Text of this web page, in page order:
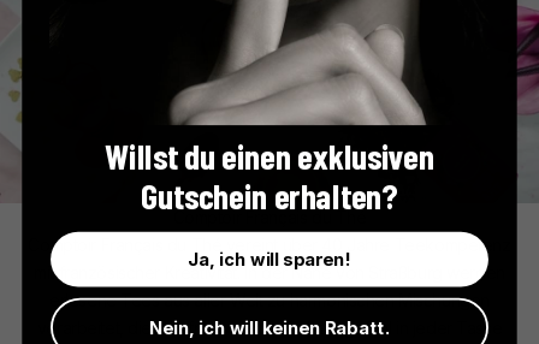
Comptoir Français du Thé vereint über 40 Jahre Teekompetenz
mit französischer Kreativität. In der Nähe von Straßburg werden
erlesene Tees aus aller Welt zu harmonischen Mischungen
verarbeitet, die das französische Lebensgefühl in jeder Tasse
Willst du einen exklusiven
Gutschein erhalten?
Ja, ich will sparen!
Nein, ich will keinen Rabatt.